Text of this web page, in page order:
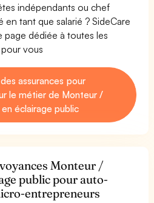
indépendants ou chef
en tant que salarié ? SideCare
page dédiée à toutes les
vous
assurances pour
le métier de Monteur /
éclairage public
Monteur /
public pour auto-
entrepreneurs